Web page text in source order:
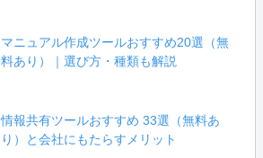
マニュアル作成ツールおすすめ20選（無
料あり）｜選び方・種類も解説
情報共有ツールおすすめ 33選（無料あ
り）と会社にもたらすメリット